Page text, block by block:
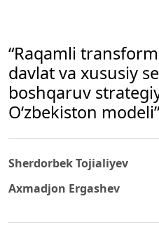
“Raqamli
davlat va xususiy
boshqaruv
O‘zbekiston modeli”
Sherdorbek Tojialiyev
Axmadjon Ergashev